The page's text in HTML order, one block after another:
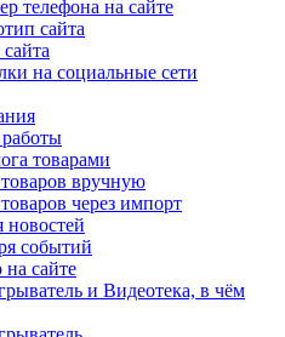
телефона на сайте
сайта
на социальные сети
товарами
вручную
через импорт
событий
сайте
и Видеотека, в чём